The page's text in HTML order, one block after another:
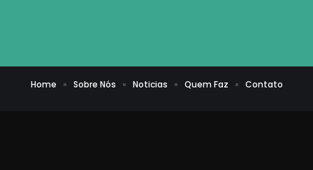
Home Sobre Nós Noticias Quem Faz Contato